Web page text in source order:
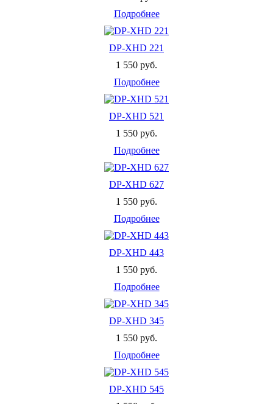
Подробнее
DP-XHD 221
1 550 руб.
Подробнее
DP-XHD 521
1 550 руб.
Подробнее
DP-XHD 627
1 550 руб.
Подробнее
DP-XHD 443
1 550 руб.
Подробнее
DP-XHD 345
1 550 руб.
Подробнее
DP-XHD 545